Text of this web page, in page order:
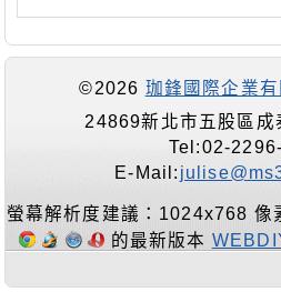
©2026 珈鋒國際企業有
24869新北市五股區成
Tel:02-
E-Mail:
螢幕解析度建議：1024x768 像
的最新版本